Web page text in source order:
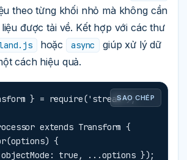
theo từng khối nhỏ mà không cần
được tải về. Kết hợp với các thư
hoặc async
giúp xử lý dữ
cách hiệu quả.
SAO CHÉP
} = require('stream');
extends Transform {